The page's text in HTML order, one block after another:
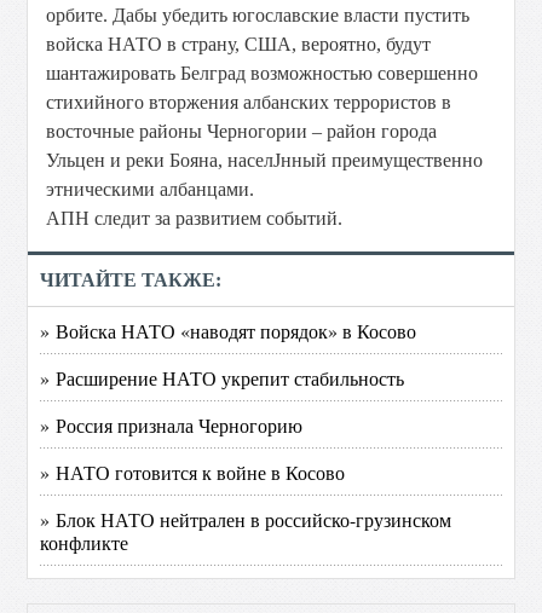
орбите. Дабы убедить югославские власти пустить
войска НАТО в страну, США, вероятно, будут
шантажировать Белград возможностью совершенно
стихийного вторжения албанских террористов в
восточные районы Черногории – район города
Ульцен и реки Бояна, населЈнный преимущественно
этническими албанцами.
АПН следит за развитием событий.
ЧИТАЙТЕ ТАКЖЕ:
» Войска НАТО «наводят порядок» в Косово
» Расширение НАТО укрепит стабильность
» Россия признала Черногорию
» НАТО готовится к войне в Косово
» Блок НАТО нейтрален в российско-грузинском
конфликте